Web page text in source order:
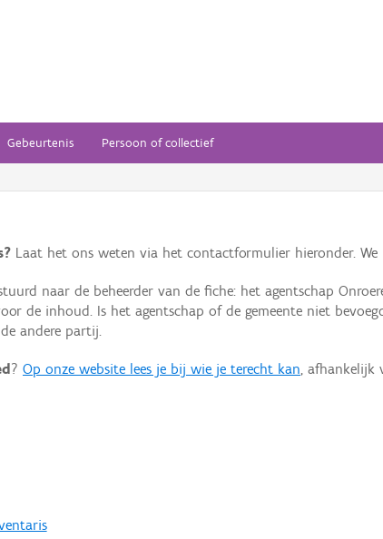
Gebeurtenis Persoon of collectief
Laat het ons weten via het contactformulier hieronder. We
naar de beheerder van de fiche: het agentschap
de inhoud. Is het agentschap of de gemeente niet
andere partij.
? Op onze website lees je bij wie je terecht kan, afhankelijk